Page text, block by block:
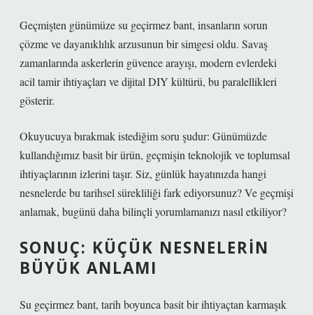
Geçmişten günümüze su geçirmez bant, insanların sorun
çözme ve dayanıklılık arzusunun bir simgesi oldu. Savaş
zamanlarında askerlerin güvence arayışı, modern evlerdeki
acil tamir ihtiyaçları ve dijital DIY kültürü, bu paralellikleri
gösterir.
Okuyucuya bırakmak istediğim soru şudur: Günümüzde
kullandığımız basit bir ürün, geçmişin teknolojik ve toplumsal
ihtiyaçlarının izlerini taşır. Siz, günlük hayatınızda hangi
nesnelerde bu tarihsel sürekliliği fark ediyorsunuz? Ve geçmişi
anlamak, bugünü daha bilinçli yorumlamanızı nasıl etkiliyor?
SONUÇ: KÜÇÜK NESNELERIN
BÜYÜK ANLAMI
Su geçirmez bant, tarih boyunca basit bir ihtiyaçtan karmaşık